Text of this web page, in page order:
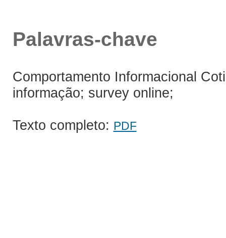
Palavras-chave
Comportamento Informacional
informação; survey online;
Texto completo: PDF